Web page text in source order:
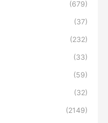
(679)
(37)
(232)
(33)
(59)
(32)
(2149)